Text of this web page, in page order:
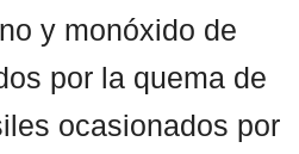
y monóxido de
por la quema de
ocasionados por